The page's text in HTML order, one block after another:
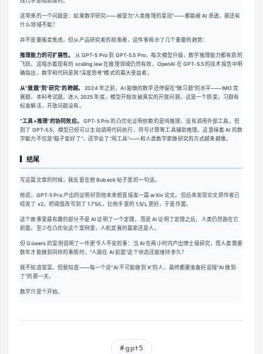
这带来的一个问题是：如果数学研究——被誉为”人类推理的皇冠”——都能被 AI 渗透，那还有
什么领域不能？
并不是要贩卖焦虑。但从产品研究者的视角看，这件事揭示了几个重要的趋势：
推理能力的可扩展性。
从 GPT-5 Pro 到 GPT-5.5 Pro，每次模型升级，数学推理能力都有质的
飞跃。这暗示着现有的 scaling law 在推理领域仍然有效。OpenAI 在 GPT-5.5 的技术报告中明
确指出，数学和代码是其”深度思考”模式的最大受益者。
从”做题”到”研究”的跨越。
2024 年之前，AI 能做的数学还停留在”做习题”的水平——IMO 竞
赛题、本科考试题。进入 2025 年底，模型开始攻破真实的开放问题。这是一个质变。习题有
标准解法，开放问题没有。
“工具+推理”的协同效应。
GPT-5 Pro 的凸优化证明依赖的是纯推理，没有调用外部工具。但
到了 GPT-5.5，模型已经可以主动调用代码执行、符号计算等工具辅助推理。这意味着 AI 的数
学能力不仅是”脑子变好了”，还学会了”用工具”——和人类数学家做研究的方式越来越像。
▎结尾
写这篇文章的时候，我反复在想 Bubeck 帖子里的一句话。
他说，GPT-5 Pro 产出的证明好到他本来想直接发一篇 arXiv 论文。但后来发现论文原作者已
经发了 v2，把阈值改写到了 1.75/L，比他手里的 1.5/L 更好，于是作罢。
这个故事里最有趣的部分不是 AI 证明了一个定理，而是 AI 证明了定理之后，人类仍然跑在它
前面。至少在凸优化这个案例里，人机竞赛的赢家还是人。
但 Gowers 的案例说明了一件更令人不安的事：当 AI 在两小时内产出博士级研究，而人类需要
数年才能做到同样的事情时，”人跑在 AI 前面”这个状态还能维持多久？
我不知道答案。但我知道——每一个说”AI 不可能做到 X”的人，最终都要准备好迎接”AI 做到
了”的那一天。
数学只是个开始。
gpt5